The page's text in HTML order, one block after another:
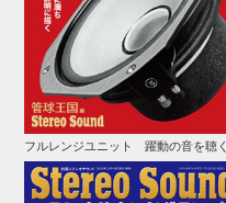
フルレンジユニット 躍動の音を聴く